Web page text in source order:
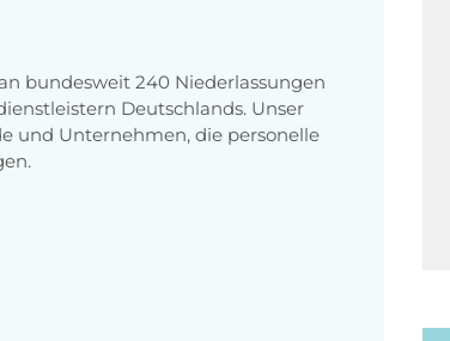
bundesweit 240 Niederlassungen
Deutschlands. Unser
und Unternehmen, die personelle